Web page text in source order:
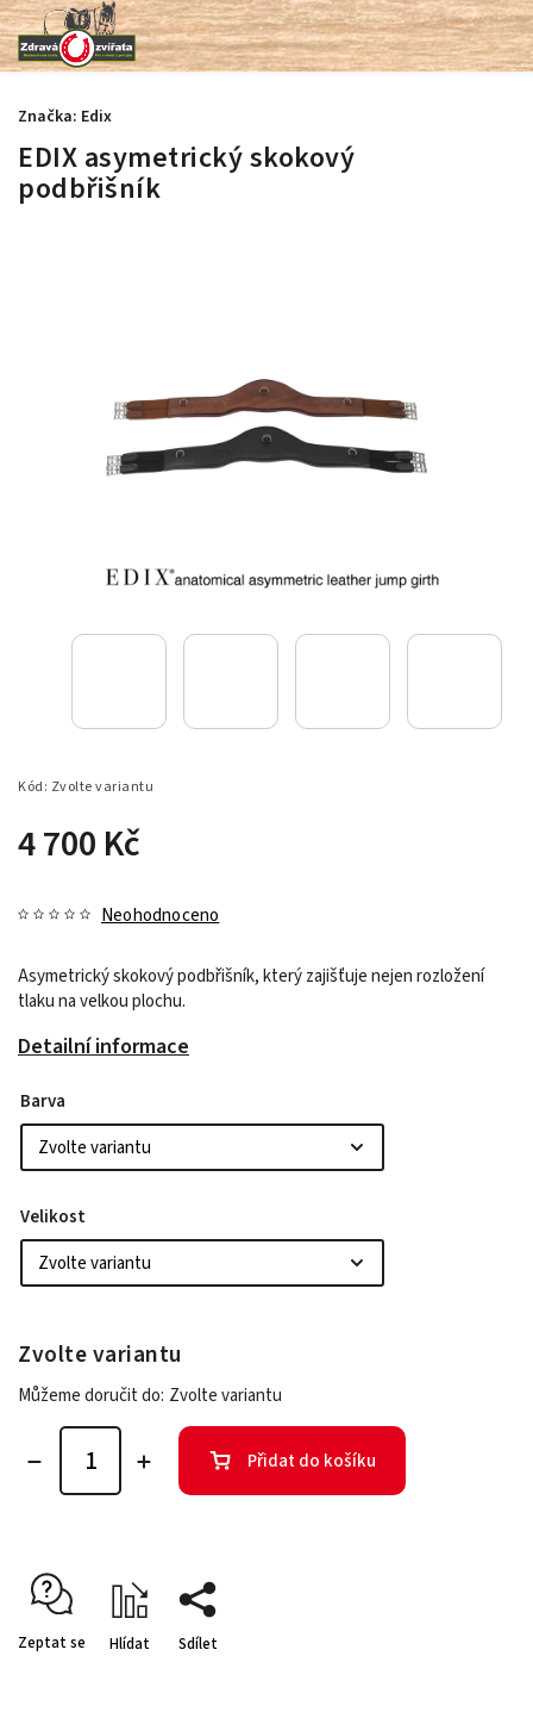
EDIX asymetrický skokový
podbřišník
Kód: Zvolte variantu
4 700 Kč
Neohodnoceno
Asymetrický skokový podbřišník, který zajišťuje nejen rozložení
tlaku na velkou plochu.
Detailní informace
Značka: Edix
Barva
Velikost
Zvolte variantu
Můžeme doručit do: Zvolte variantu
Přidat do košíku
Zeptat se Hlídat Sdílet